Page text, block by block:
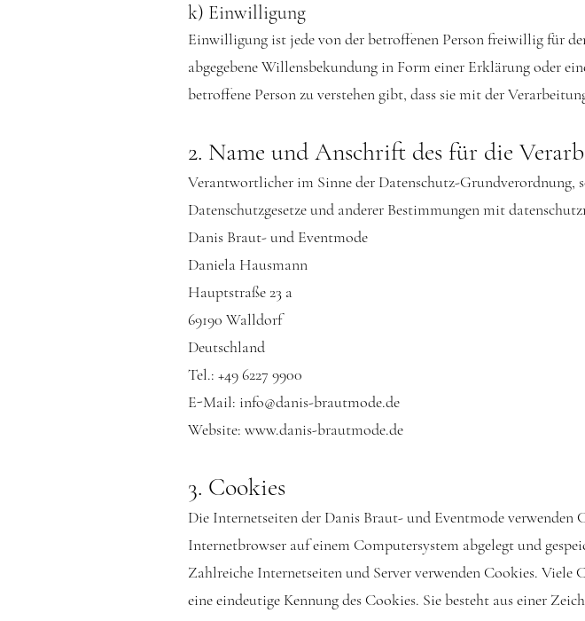
k) Einwilligung
Einwilligung ist jede von der betroffenen Person freiwillig für
abgegebene Willensbekundung in Form einer Erklärung oder
betroffene Person zu verstehen gibt, dass sie mit der
2. Name und Anschrift des für die
Verantwortlicher im Sinne der Datenschutz-Grundverordnung,
Datenschutzgesetze und anderer Bestimmungen mit
Danis Braut- und Eventmode
Daniela Hausmann
Hauptstraße 23 a
69190 Walldorf
Deutschland
Tel.: +49 6227 9900
E-Mail: info@danis-brautmode.de
Website: www.danis-brautmode.de
3. Cookies
Die Internetseiten der Danis Braut- und Eventmode verwenden
Internetbrowser auf einem Computersystem abgelegt und
Zahlreiche Internetseiten und Server verwenden Cookies.
eine eindeutige Kennung des Cookies. Sie besteht aus einer